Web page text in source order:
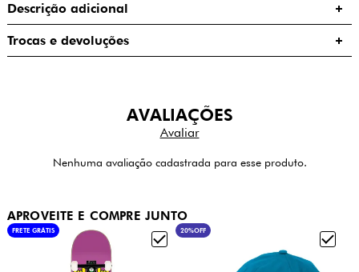
Descrição adicional
Trocas e devoluções
AVALIAÇÕES
Nenhuma avaliação cadastrada para esse produto.
APROVEITE E COMPRE JUNTO
FRETE GRÁTIS 20%OFF